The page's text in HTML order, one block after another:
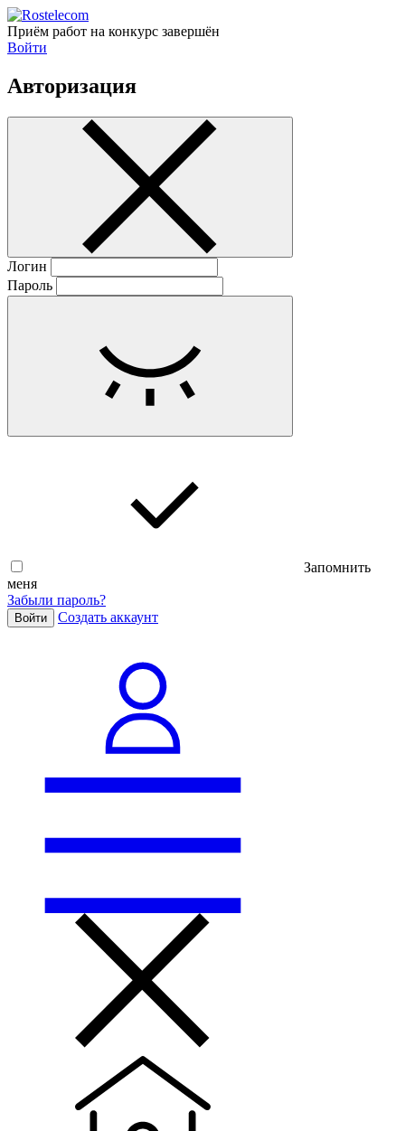
Приём работ на конкурс завершён
Войти
Авторизация
Логин
Пароль
Запомнить
меня
Забыли пароль?
Войти Cоздать аккаунт